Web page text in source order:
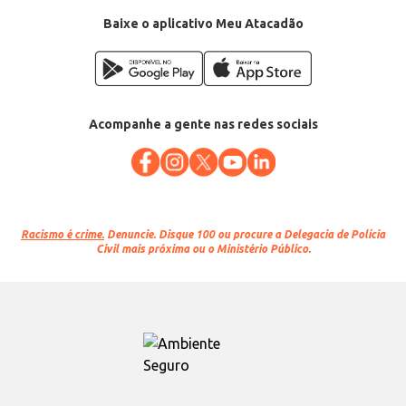
Baixe o aplicativo Meu Atacadão
Acompanhe a gente nas redes sociais
Racismo é crime. Denuncie. Disque 100 ou procure a Delegacia de Polícia
Civil mais próxima ou o Ministério Público.